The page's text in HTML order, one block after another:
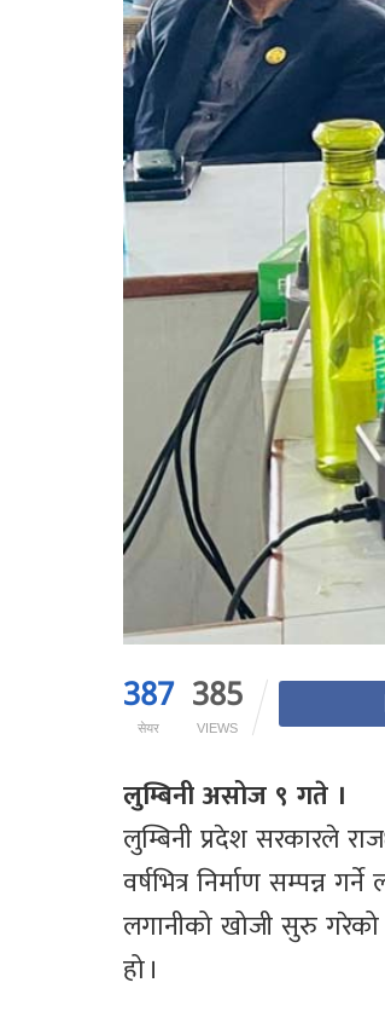
387
सेयर
385
VIEWS
लुम्बिनी असोज ९ गते ।
लुम्बिनी प्रदेश सरकारले
वर्षभित्र निर्माण सम्पन्न
लगानीको खोजी सुरु गरेको
हो ।